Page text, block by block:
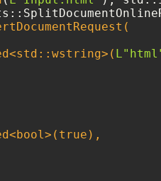
bool>( true ),